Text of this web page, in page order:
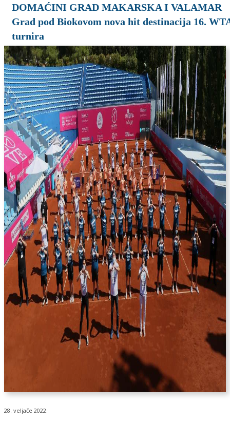
DOMAĆINI GRAD MAKARSKA I VALAMAR
Grad pod Biokovom nova hit destinacija 16.
turnira
28. veljače 2022.